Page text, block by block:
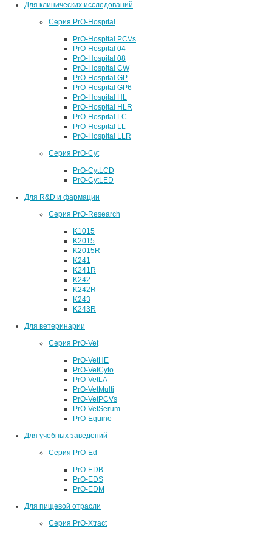
Для клинических исследований
Серия PrO-Hospital
PrO-Hospital PCVs
PrO-Hospital 04
PrO-Hospital 08
PrO-Hospital CW
PrO-Hospital GP
PrO-Hospital GP6
PrO-Hospital HL
PrO-Hospital HLR
PrO-Hospital LC
PrO-Hospital LL
PrO-Hospital LLR
Серия PrO-Cyt
PrO-CytLCD
PrO-CytLED
Для R&D и фармации
Серия PrO-Research
K1015
K2015
K2015R
K241
K241R
K242
K242R
K243
K243R
Для ветеринарии
Серия PrO-Vet
PrO-VetHE
PrO-VetCyto
PrO-VetLA
PrO-VetMulti
PrO-VetPCVs
PrO-VetSerum
PrO-Equine
Для учебных заведений
Серия PrO-Ed
PrO-EDB
PrO-EDS
PrO-EDM
Для пищевой отрасли
Серия PrO-Xtract